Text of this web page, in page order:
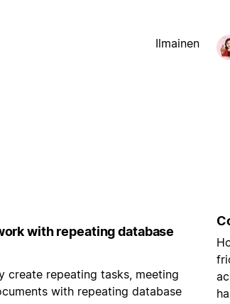
Ilmainen
with repeating database
create repeating tasks, meeting
with repeating database